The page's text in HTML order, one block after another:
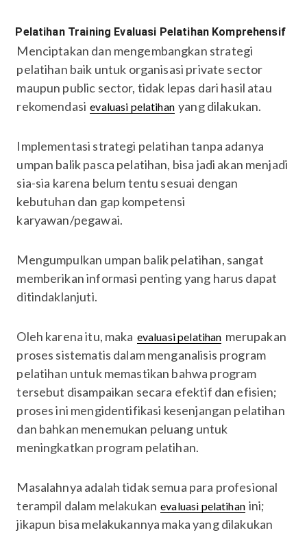
Pelatihan Training Evaluasi Pelatihan Komprehensif
Menciptakan dan mengembangkan strategi
pelatihan baik untuk organisasi private sector
maupun public sector, tidak lepas dari hasil atau
rekomendasi evaluasi pelatihan yang dilakukan.
Implementasi strategi pelatihan tanpa adanya
umpan balik pasca pelatihan, bisa jadi akan menjadi
sia-sia karena belum tentu sesuai dengan
kebutuhan dan gap kompetensi
karyawan/pegawai.
Mengumpulkan umpan balik pelatihan, sangat
memberikan informasi penting yang harus dapat
ditindaklanjuti.
Oleh karena itu, maka evaluasi pelatihan merupakan
proses sistematis dalam menganalisis program
pelatihan untuk memastikan bahwa program
tersebut disampaikan secara efektif dan efisien;
proses ini mengidentifikasi kesenjangan pelatihan
dan bahkan menemukan peluang untuk
meningkatkan program pelatihan.
Masalahnya adalah tidak semua para profesional
terampil dalam melakukan evaluasi pelatihan ini;
jikapun bisa melakukannya maka yang dilakukan